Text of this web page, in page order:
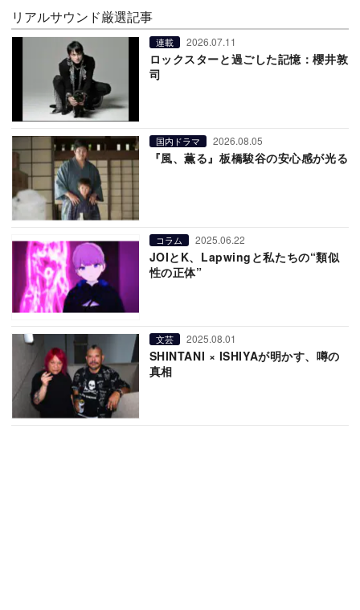
リアルサウンド厳選記事
連載 2026.07.11
ロックスターと過ごした記憶：櫻井敦
司
国内ドラマ 2026.08.05
『風、薫る』板橋駿谷の安心感が光る
コラム 2025.06.22
JOIとK、Lapwingと私たちの“類似
性の正体”
文芸 2025.08.01
SHINTANI × ISHIYAが明かす、噂の
真相